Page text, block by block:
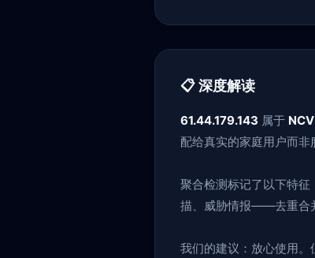
📋 深度解读
61.44.179.143 属于 NCV
配给真实的家庭用户而非
聚合检测标记了以下特征
描、威胁情报——去重合
我们的建议：放心使用。